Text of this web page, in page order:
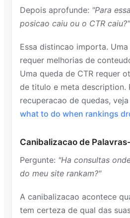
Depois aprofunde: "Para
posicao caiu ou o CTR caiu?"
Essa distincao importa.
requer melhorias de
Uma queda de CTR requer
de titulo e meta description.
recuperacao de quedas,
what to do when rankings
Canibalizacao de
Pergunte: "Ha consultas
do meu site rankam?"
A canibalizacao acontece
tem certeza de qual das